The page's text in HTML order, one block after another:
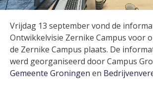
Vrijdag 13 september vond de
Ontwikkelvisie Zernike Campus voor
de Zernike Campus plaats. De
werd georganiseerd door Campus
Gemeente Groningen en